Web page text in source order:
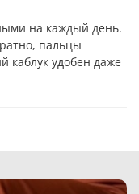
на каждый день.
пальцы
каблук удобен даже